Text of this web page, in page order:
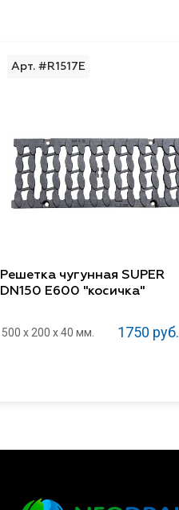
Арт. #R1517E
Решетка чугунная SUPER
DN150 E600 "косичка"
500 x 200 x 40 мм. 1750 руб.